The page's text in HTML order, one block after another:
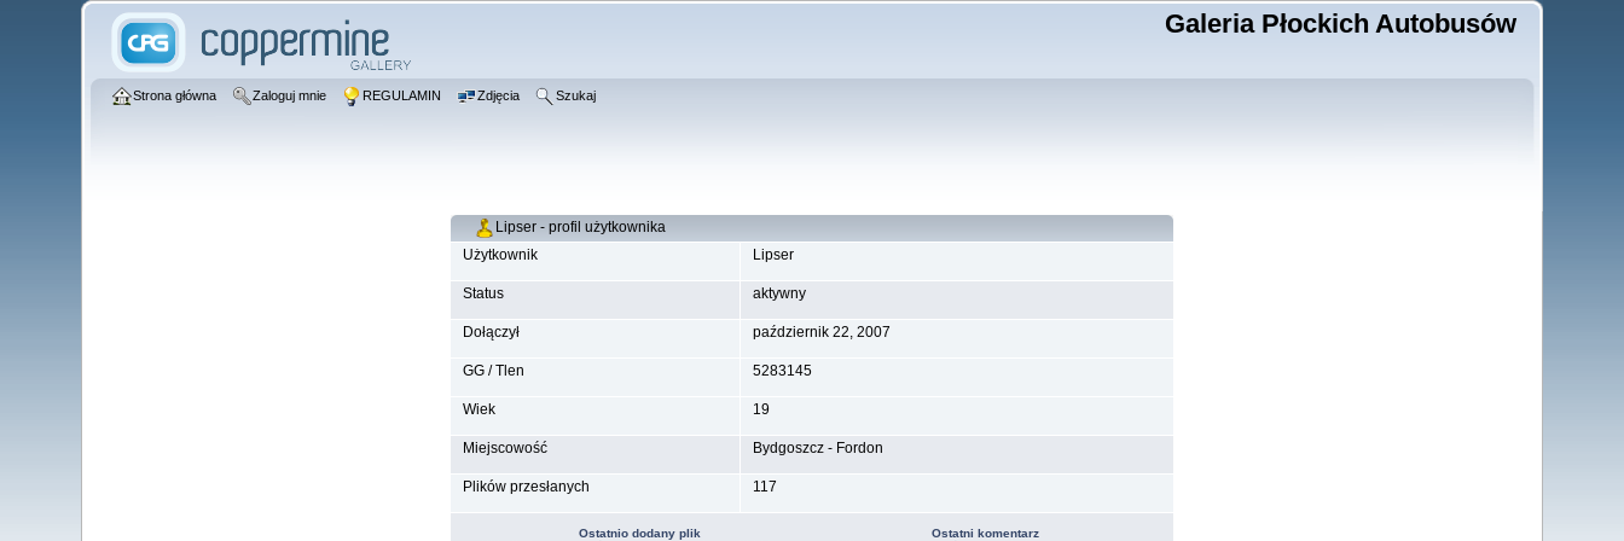
Galeria Płockich Autobusów
Strona główna Zaloguj mnie REGULAMIN Zdjęcia Szukaj
Lipser - profil użytkownika
Użytkownik
Lipser
Status aktywny
Dołączył październik 22, 2007
GG / Tlen 5283145
Wiek 19
Miejscowość Bydgoszcz - Fordon
Plików przesłanych 117
Ostatnio dodany plik
Ostatni komentarz